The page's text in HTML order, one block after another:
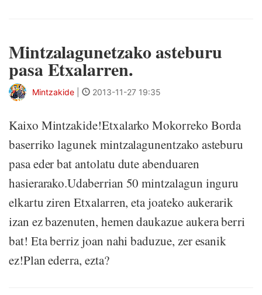
Mintzalagunetzako asteburu
pasa Etxalarren.
Mintzakide 2013-11-27 19:35
Kaixo Mintzakide!Etxalarko Mokorreko Borda
baserriko lagunek mintzalagunentzako asteburu
pasa eder bat antolatu dute abenduaren
hasierarako.Udaberrian 50 mintzalagun inguru
elkartu ziren Etxalarren, eta joateko aukerarik
izan ez bazenuten, hemen daukazue aukera berri
bat! Eta berriz joan nahi baduzue, zer esanik
ez!Plan ederra, ezta?